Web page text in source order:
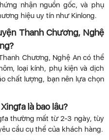
nhận nguồn gốc, và phụ
hiệu uy tín như Kinlong.
Thanh Chương, Nghệ
Chương, Nghệ An có thể
loại kính, phụ kiện và dịch
chất lượng, bạn nên lựa chọn
là bao lâu?
thường mất từ 2-3 ngày, tùy
cầu cụ thể của khách hàng.